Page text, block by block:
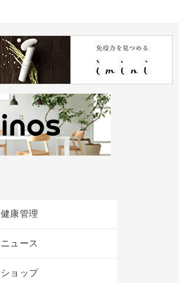
健康管理
ニュース
ショップ